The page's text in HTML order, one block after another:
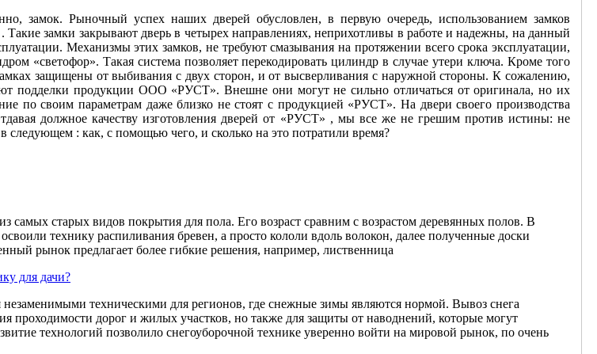
замок. Рыночный успех наших дверей обусловлен, в первую очередь, использованием замков
замки закрывают дверь в четырех направлениях, неприхотливы в работе и надежны, на данный
Механизмы этих замков, не требуют смазывания на протяжении всего срока эксплуатации,
«светофор». Такая система позволяет перекодировать цилиндр в случае утери ключа. Кроме того
защищены от выбивания с двух сторон, и от высверливания с наружной стороны. К сожалению,
подделки продукции ООО «РУСТ». Внешне они могут не сильно отличаться от оригинала, но их
по своим параметрам даже близко не стоят с продукцией «РУСТ». На двери своего производства
должное качеству изготовления дверей от «РУСТ» , мы все же не грешим против истины: не
следующем : как, с помощью чего, и сколько на это потратили время?
самых старых видов покрытия для пола. Его возраст сравним с возрастом деревянных полов. В
технику распиливания бревен, а просто кололи вдоль волокон, далее полученные доски
рынок предлагает более гибкие решения, например, лиственница
для дачи?
техническими для регионов, где снежные зимы являются нормой. Вывоз снега
проходимости дорог и жилых участков, но также для защиты от наводнений, которые могут
технологий позволило снегоуборочной технике уверенно войти на мировой рынок, по очень